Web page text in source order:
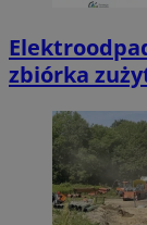
zbiórka